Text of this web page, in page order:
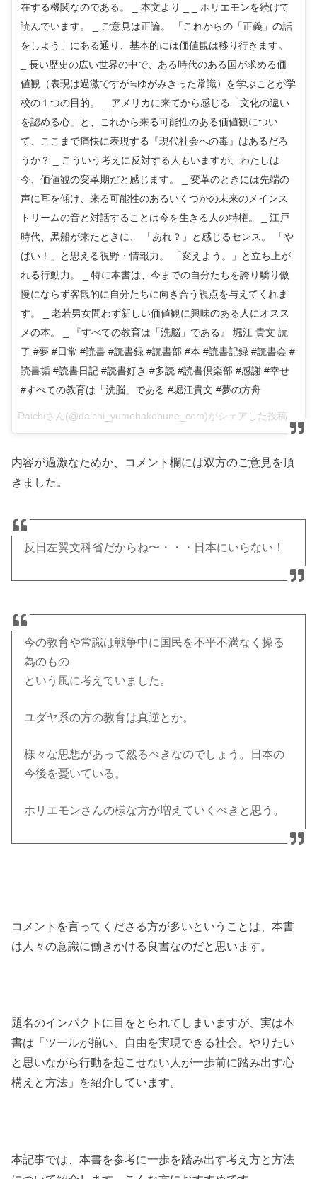
在する機関なのである。 _ 本文より _ _ ホリエモンを続けて
読んでいます。 _ ご意見は正論。 「これからの「正義」の話
をしよう」にある通り、基本的には価値観は移り行きます。
_ 長い歴史の広い世界の中で、ある時代のある国が求める価
値観（表現は過激ですが≒ゆがみきった常識）を学ぶことが学
校の１つの目的。 _ アメリカに来てから感じる「文化の違い
を認める心」と、これから来る可能性のある価値観につい
て、ここまで痛快に表現する『現代社会への毒』はあるだろ
うか？ _ こういう考えに反対する人もいますが、わたしは
今、価値観の変革期だと感じます。 _ 変革のときには先端の
声に耳を傾け、来る可能性のあるいくつかの未来のメインス
トリームの音と対話することは今を生きる人の特権。 _ 江戸
時代、黒船が来たときに、 「あれ？」と感じるセンス。 「や
ばい！」と思える視野・情報力。 「変えよう。」と立ち上が
れる行動力。 _ 特に本書は、今までの自分たちを誇り驕り傲
慢にならず客観的に自分たちに向き合う視点を与えてくれま
す。 _ 老若男女問わず新しい価値観に興味のある人にオスス
メの本。 _ 『すべての教育は「洗脳」である』 堀江 貴文 読
了 #夢 #日常 #読書 #読書録 #読書部 #本 #読書記録 #読書会 #
読書垢 #読書日記 #読書好き #多読 #読書倶楽部 #感謝 #幸せ
#すべての教育は「洗脳」である #堀江貴文 #夢の方舟
Daichiさん(@daichi_yumehakobune_com)がシェアした投稿 –
内容が過激なためか、コメント欄には双方のご意見を頂
きました。
反日左翼文科省だからね〜・・・日本にいらない！
今の教育や常識は戦争中に国民を不平不満なく操る
為のもの
という風に考えていました。
ユダヤ系の方の教育は真逆とか。
様々な思想があって然るべきなのでしょう。日本の
今後を憂いている。
ホリエモンさんの様な方が増えていくべきと思う。
コメントを言ってくださる方が多いということは、本書
は人々の意識に働きかける良書なのだと思います。
題名のインパクトに目をとられてしまいますが、実は本
書は「ツールが揃い、自由を実現できる社会。やりたい
と思いながら行動を起こせない人が一歩前に踏み出す心
構えと方法」を紹介しています。
本記事では、本書を参考に一歩を踏み出す考え方と方法